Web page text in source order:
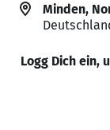
Minden,
Logg Dich ein,